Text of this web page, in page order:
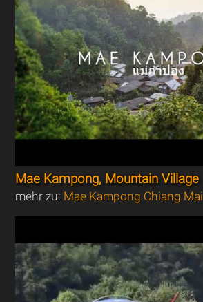
Mae Kampong, Mountain Village
mehr zu: Mae Kampong Chiang Mai